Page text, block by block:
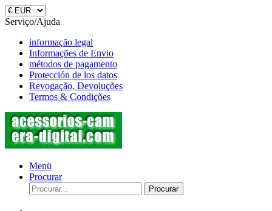
Serviço/Ajuda
informação legal
Informações de Envio
métodos de pagamento
Protección de los datos
Revogação, Devoluções
Termos & Condições
Menü
Procurar
Procurar